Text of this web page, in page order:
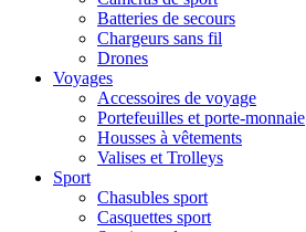
Batteries de secours
Chargeurs sans fil
Drones
Voyages
Accessoires de voyage
Portefeuilles et porte-monnaie
Housses à vêtements
Valises et Trolleys
Sport
Chasubles sport
Casquettes sport